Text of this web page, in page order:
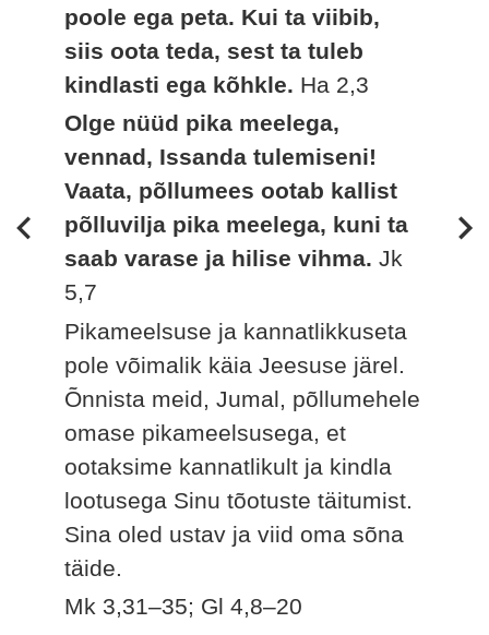
poole ega peta. Kui ta viibib,
siis oota teda, sest ta tuleb
kindlasti ega kõhkle. Ha 2,3
Olge nüüd pika meelega,
vennad, Issanda tulemiseni!
Vaata, põllumees ootab kallist
põlluvilja pika meelega, kuni ta
saab varase ja hilise vihma.Jk
5,7
Pikameelsuse ja kannatlikkuseta
pole võimalik käia Jeesuse järel.
Õnnista meid, Jumal, põllumehele
omase pikameelsusega, et
ootaksime kannatlikult ja kindla
lootusega Sinu tõotuste täitumist.
Sina oled ustav ja viid oma sõna
täide.
Mk 3,31–35; Gl 4,8–20